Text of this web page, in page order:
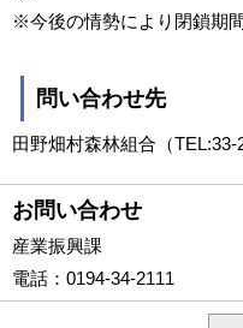
※今後の情勢により閉鎖期
問い合わせ先
田野畑村森林組合（TEL:33-
お問い合わせ
産業振興課
電話 ：0194-34-2111